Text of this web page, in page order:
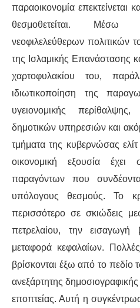
παραοικονομία επεκτείνεται
θεσμοθετείται. Μέσω
νεοφιλελεύθερων
της Ισλαμικής Επανάστασης
χαρτοφυλακίου του,
ιδιωτικοποίηση της
υγειονομικής
δημοτικών υπηρεσιών και
τμήματα της κυβερνώσας
οικονομική εξουσία έχει
παραγόντων που
υπόλογους θεσμούς. Το
περισσότερο σε σκιώδεις
πετρελαίου, την
μεταφορά κεφαλαίων.
βρίσκονται έξω από το πεδίο
ανεξάρτητης δημοσιογραφικής
εποπτείας. Αυτή η